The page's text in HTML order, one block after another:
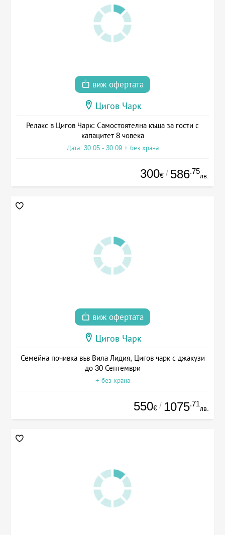
виж офертата
Цигов Чарк
Релакс в Цигов Чарк: Самостоятелна къща за гости с
капацитет 8 човека
Дата: 30.05 - 30.09 + без храна
300€ / 586.75
лв.
виж офертата
Цигов Чарк
Семейна почивка във Вила Лидия, Цигов чарк с джакузи
до 30 Септември
+ без храна
550€ / 1075.71
лв.